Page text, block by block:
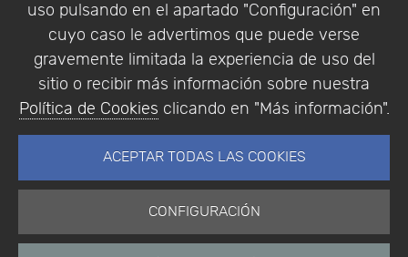
uso pulsando en el apartado "Configuración" en
cuyo caso le advertimos que puede verse
gravemente limitada la experiencia de uso del
sitio o recibir más información sobre nuestra
Política de Cookies clicando en "Más información".
ACEPTAR TODAS LAS COOKIES
CONFIGURACIÓN
Empresa|Aviso Legal| Política de Privacidad |
Política de Cookies
© Copyright 1994 - 2026. Addlink Software
Científico, S.L.
Portugal.